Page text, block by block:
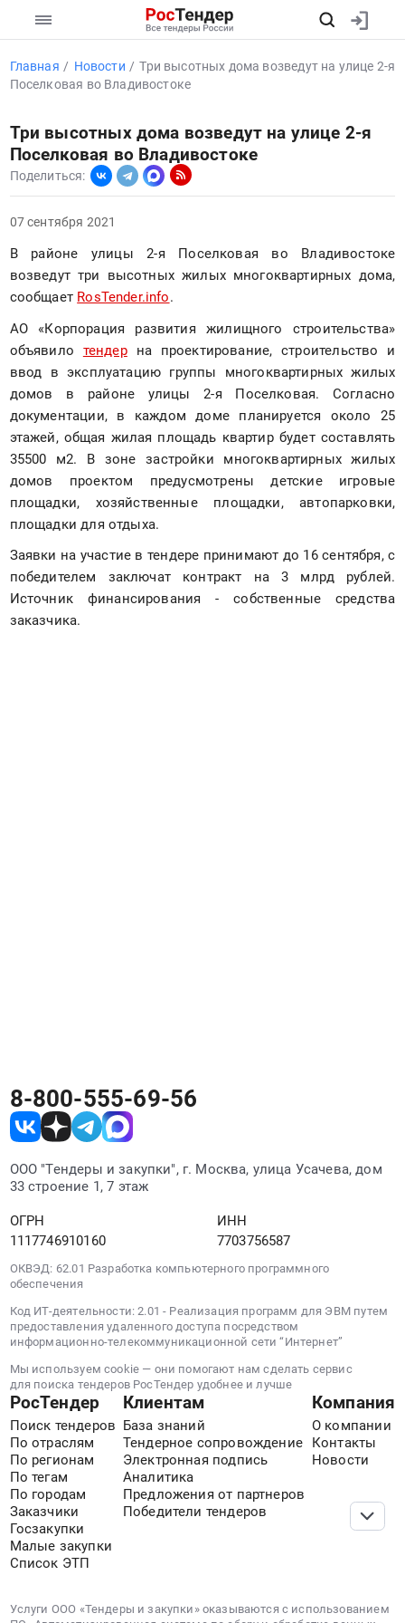
Главная Новости
Три высотных дома возведут на улице 2-я
Поселковая во Владивостоке
Три высотных дома возведут на улице 2-я
Поселковая во Владивостоке
Поделиться:
07 сентября 2021
В районе улицы 2-я Поселковая во Владивостоке
возведут три высотных жилых многоквартирных дома,
сообщает RosTender.info.
АО «Корпорация развития жилищного строительства»
объявило тендер на проектирование, строительство и
ввод в эксплуатацию группы многоквартирных жилых
домов в районе улицы 2-я Поселковая. Согласно
документации, в каждом доме планируется около 25
этажей, общая жилая площадь квартир будет составлять
35500 м2. В зоне застройки многоквартирных жилых
домов проектом предусмотрены детские игровые
площадки, хозяйственные площадки, автопарковки,
площадки для отдыха.
Заявки на участие в тендере принимают до 16 сентября, с
победителем заключат контракт на 3 млрд рублей.
Источник финансирования - собственные средства
заказчика.
8-800-555-69-56
ООО "Тендеры и закупки", г. Москва, улица Усачева, дом
33 строение 1, 7 этаж
ОГРН
1117746910160
ИНН
7703756587
ОКВЭД: 62.01 Разработка компьютерного программного
обеспечения
Код ИТ-деятельности: 2.01 - Реализация программ для ЭВМ путем
предоставления удаленного доступа посредством
информационно-телекоммуникационной сети “Интернет”
Мы используем cookie — они помогают нам сделать сервис
для поиска тендеров РосТендер удобнее и лучше
РосТендер
Поиск тендеров
По отраслям
По регионам
По тегам
По городам
Заказчики
Госзакупки
Малые закупки
Список ЭТП
Клиентам
База знаний
Тендерное сопровождение
Электронная подпись
Аналитика
Предложения от партнеров
Победители тендеров
Компания
О компании
Контакты
Новости
Услуги ООО «Тендеры и закупки» оказываются с использованием